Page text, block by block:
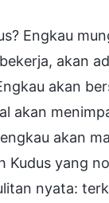
Engkau
akan
akan
akan
akan
yang
nyata: